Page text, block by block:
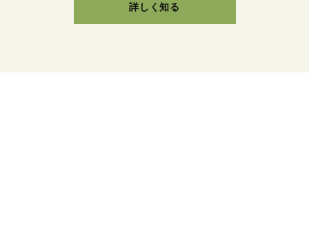
詳しく知る